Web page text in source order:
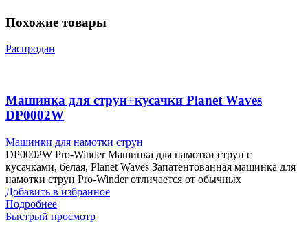
Похожие товары
Распродан
Машинка для струн+кусачки Planet Waves
DP0002W
Машинки для намотки струн
DP0002W Pro-Winder Машинка для намотки струн с
кусачками, белая, Planet Waves Запатентованная машинка для
намотки струн Pro-Winder отличается от обычных
Добавить в избранное
Подробнее
Быстрый просмотр